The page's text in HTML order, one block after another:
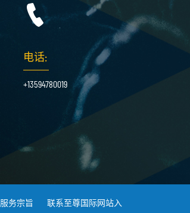
电话:
+13594780019
服务宗旨
联系至尊国际网站入